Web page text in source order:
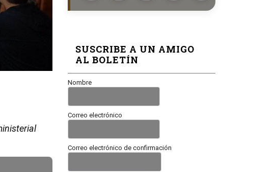
SUSCRIBE A UN AMIGO
AL BOLETÍN
Nombre
Correo electrónico
Correo electrónico de confirmación